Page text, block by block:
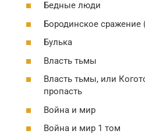
Бедные люди
Бородинское
Булька
Власть тьмы
Власть тьмы, или
пропасть
Война и мир
Война и мир 1 том